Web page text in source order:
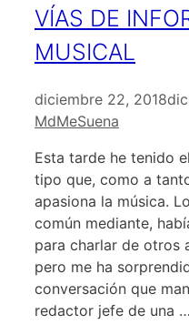
VÍAS DE
MUSICAL
diciembre 22, 2018
MdMeSuena
Esta tarde he tenido
tipo que, como a
apasiona la música.
común mediante,
para charlar de otros
pero me ha
conversación que
redactor jefe de una …